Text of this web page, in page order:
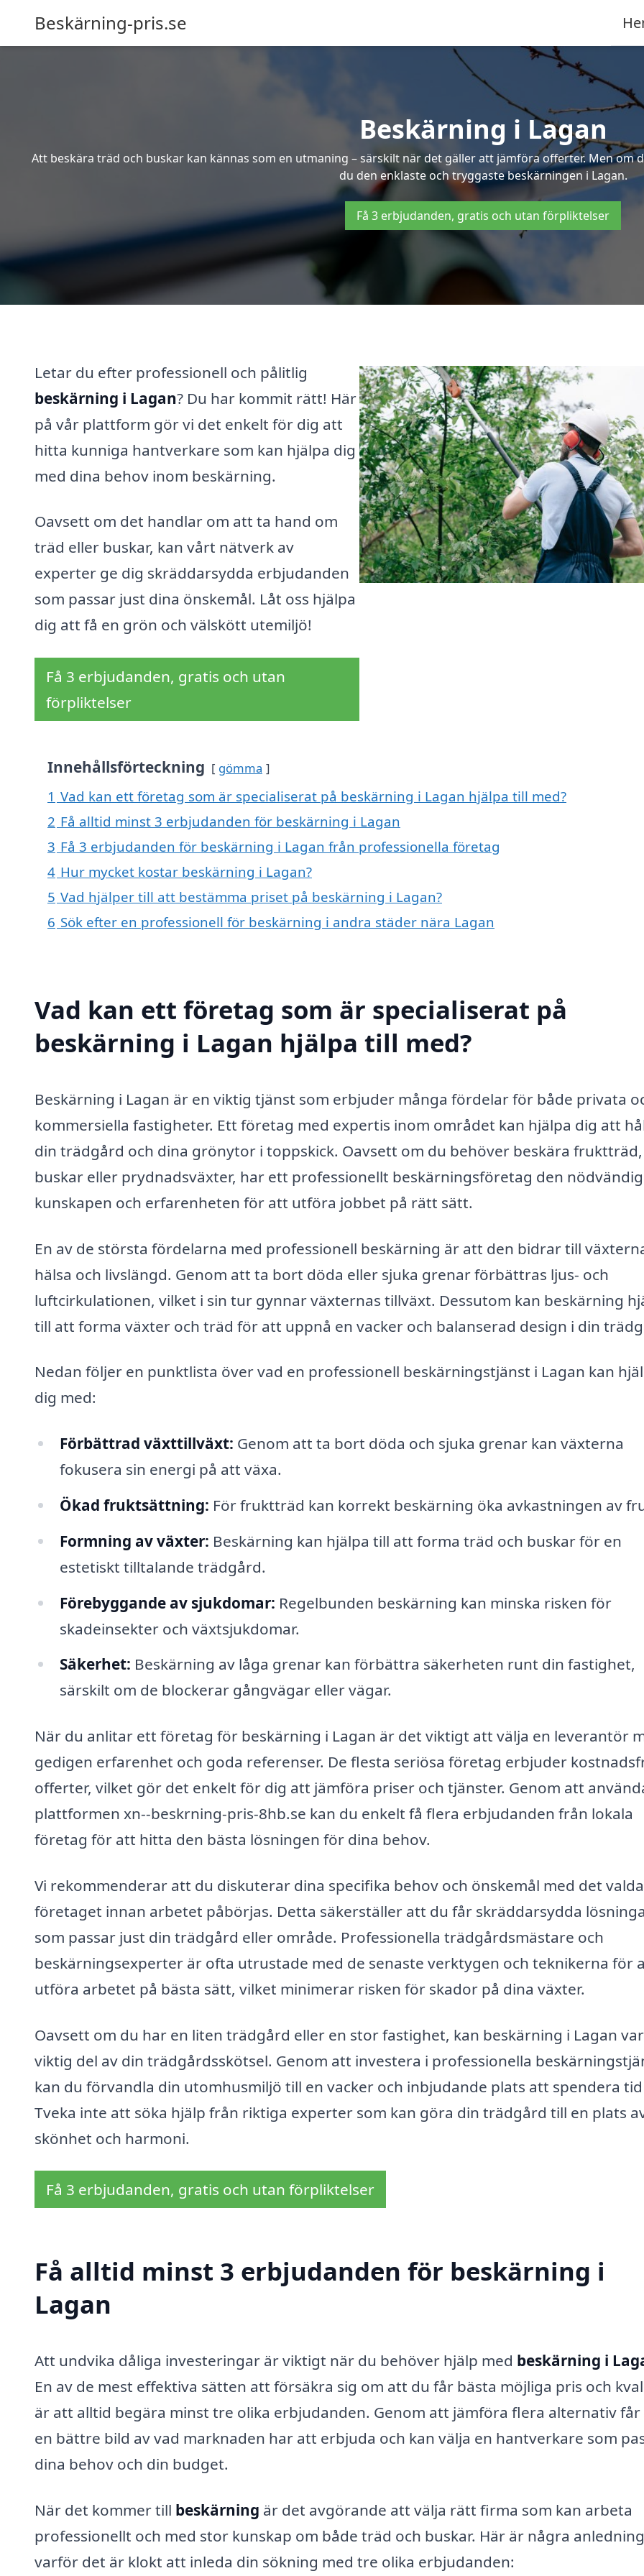
Beskärning-pris.se
Beskärning i Lagan
Att beskära träd och buskar kan kännas som en utmaning – särskilt när det gäller att jämföra offerter. Men
du den enklaste och tryggaste beskärningen i Lagan.
Få 3 erbjudanden, gratis och utan förpliktelser
Letar du efter professionell och pålitlig
beskärning i Lagan? Du har kommit rätt! Här
på vår plattform gör vi det enkelt för dig att
hitta kunniga hantverkare som kan hjälpa dig
med dina behov inom beskärning.
Oavsett om det handlar om att ta hand om
träd eller buskar, kan vårt nätverk av
experter ge dig skräddarsydda erbjudanden
som passar just dina önskemål. Låt oss hjälpa
dig att få en grön och välskött utemiljö!
Få 3 erbjudanden, gratis och utan
förpliktelser
Innehållsförteckning gömma
1 Vad kan ett företag som är specialiserat på beskärning i Lagan hjälpa till med?
2 Få alltid minst 3 erbjudanden för beskärning i Lagan
3 Få 3 erbjudanden för beskärning i Lagan från professionella företag
4 Hur mycket kostar beskärning i Lagan?
5 Vad hjälper till att bestämma priset på beskärning i Lagan?
6 Sök efter en professionell för beskärning i andra städer nära Lagan
Vad kan ett företag som är specialiserat på
beskärning i Lagan hjälpa till med?
Beskärning i Lagan är en viktig tjänst som erbjuder många fördelar för både privata
kommersiella fastigheter. Ett företag med expertis inom området kan hjälpa dig att
din trädgård och dina grönytor i toppskick. Oavsett om du behöver beskära fruktträd,
buskar eller prydnadsväxter, har ett professionellt beskärningsföretag den
kunskapen och erfarenheten för att utföra jobbet på rätt sätt.
En av de största fördelarna med professionell beskärning är att den bidrar till
hälsa och livslängd. Genom att ta bort döda eller sjuka grenar förbättras ljus- och
luftcirkulationen, vilket i sin tur gynnar växternas tillväxt. Dessutom kan beskärning
till att forma växter och träd för att uppnå en vacker och balanserad design i din
Nedan följer en punktlista över vad en professionell beskärningstjänst i Lagan kan
dig med:
Förbättrad växttillväxt: Genom att ta bort döda och sjuka grenar kan växterna
fokusera sin energi på att växa.
Ökad fruktsättning: För fruktträd kan korrekt beskärning öka avkastningen av
Formning av växter: Beskärning kan hjälpa till att forma träd och buskar för en
estetiskt tilltalande trädgård.
Förebyggande av sjukdomar: Regelbunden beskärning kan minska risken för
skadeinsekter och växtsjukdomar.
Säkerhet: Beskärning av låga grenar kan förbättra säkerheten runt din fastighet,
särskilt om de blockerar gångvägar eller vägar.
När du anlitar ett företag för beskärning i Lagan är det viktigt att välja en leverantör
gedigen erfarenhet och goda referenser. De flesta seriösa företag erbjuder
offerter, vilket gör det enkelt för dig att jämföra priser och tjänster. Genom att
plattformen xn--beskrning-pris-8hb.se kan du enkelt få flera erbjudanden från lokala
företag för att hitta den bästa lösningen för dina behov.
Vi rekommenderar att du diskuterar dina specifika behov och önskemål med det valda
företaget innan arbetet påbörjas. Detta säkerställer att du får skräddarsydda
som passar just din trädgård eller område. Professionella trädgårdsmästare och
beskärningsexperter är ofta utrustade med de senaste verktygen och teknikerna för
utföra arbetet på bästa sätt, vilket minimerar risken för skador på dina växter.
Oavsett om du har en liten trädgård eller en stor fastighet, kan beskärning i Lagan
viktig del av din trädgårdsskötsel. Genom att investera i professionella
kan du förvandla din utomhusmiljö till en vacker och inbjudande plats att spendera
Tveka inte att söka hjälp från riktiga experter som kan göra din trädgård till en plats
skönhet och harmoni.
Få 3 erbjudanden, gratis och utan förpliktelser
Få alltid minst 3 erbjudanden för beskärning i
Lagan
Att undvika dåliga investeringar är viktigt när du behöver hjälp med beskärning i
En av de mest effektiva sätten att försäkra sig om att du får bästa möjliga pris och
är att alltid begära minst tre olika erbjudanden. Genom att jämföra flera alternativ får
en bättre bild av vad marknaden har att erbjuda och kan välja en hantverkare som
dina behov och din budget.
När det kommer till beskärning är det avgörande att välja rätt firma som kan arbeta
professionellt och med stor kunskap om både träd och buskar. Här är några
varför det är klokt att inleda din sökning med tre olika erbjudanden: